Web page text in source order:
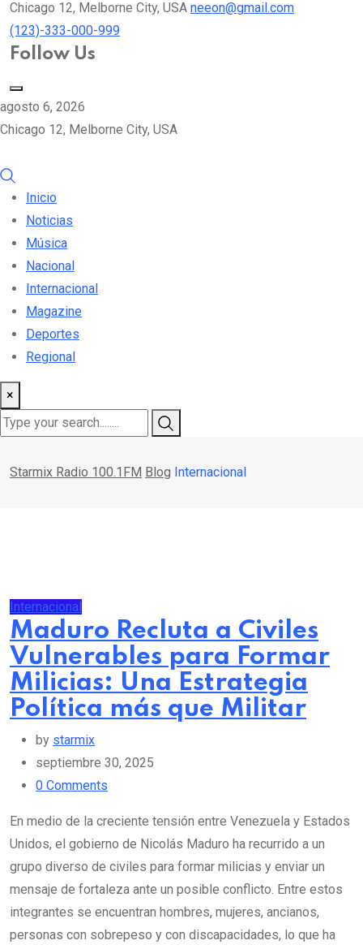
Chicago 12, Melborne City, USA neeon@gmail.com
(123)-333-000-999
Follow Us
agosto 6, 2026
Chicago 12, Melborne City, USA
Inicio
Noticias
Música
Nacional
Internacional
Magazine
Deportes
Regional
×
Starmix Radio 100.1FM Blog Internacional
Internacional
Maduro Recluta a Civiles
Vulnerables para Formar
Milicias: Una Estrategia
Política más que Militar
by starmix
septiembre 30, 2025
0 Comments
En medio de la creciente tensión entre Venezuela y Estados
Unidos, el gobierno de Nicolás Maduro ha recurrido a un
grupo diverso de civiles para formar milicias y enviar un
mensaje de fortaleza ante un posible conflicto. Entre estos
integrantes se encuentran hombres, mujeres, ancianos,
personas con sobrepeso y con discapacidades, lo que ha